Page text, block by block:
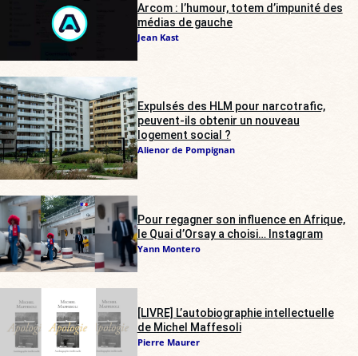
Arcom : l’humour, totem d’impunité des
médias de gauche
Jean Kast
Expulsés des HLM pour narcotrafic,
peuvent-ils obtenir un nouveau
logement social ?
Alienor de Pompignan
Pour regagner son influence en Afrique,
le Quai d’Orsay a choisi… Instagram
Yann Montero
[LIVRE] L’autobiographie intellectuelle
de Michel Maffesoli
Pierre Maurer